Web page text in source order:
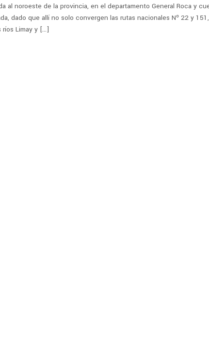
al noroeste de la provincia, en el departamento General Roca y
dado que allí no solo convergen las rutas nacionales Nº 22 y
Limay y […]